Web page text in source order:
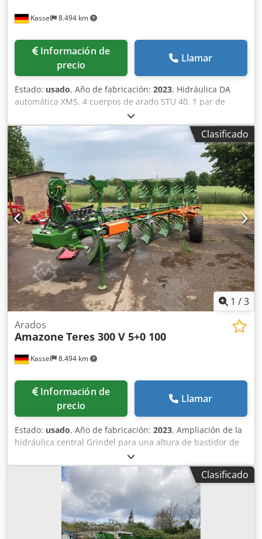
Kassel 8.494 km
Información de
precio
Llamar
Estado: usado, Año de fabricación: 2023, Hidráulica DA
automática XMS, 4 cuerpos de arado STU 40, 1 par de
cuchillas 4x 430 HD, 1 par de protectores de desgaste, 1
par de 4 rejas delanteras M0 RH65-85, cuchilla de disco
DM 500 para desbloqueo hidráulico de piedras reforzado,
rueda de soporte oscilante DM680. Dedpfx Akjtvf Rwowskr
Clasificado
1 /3
Kassel 8.494 km
Arados
Amazone Teres 300 V 5+0 100
Información de
precio
Llamar
Estado: usado, Año de fabricación: 2023, Ampliación de la
hidráulica central Grindel para una altura de bastidor de
80, 1 cuerpo de arado STW / 35, 1 par de rejas de 430, 1
par de puntas de reja HD, 1 par de chapas insertables
para STW / 35, 1 par de soportes para disco cuchilla para
disco cuchilla Variopf D 500 dentado y / con suspensión, 1
Dkjdpfx Aor Ucigskwsr
Clasificado